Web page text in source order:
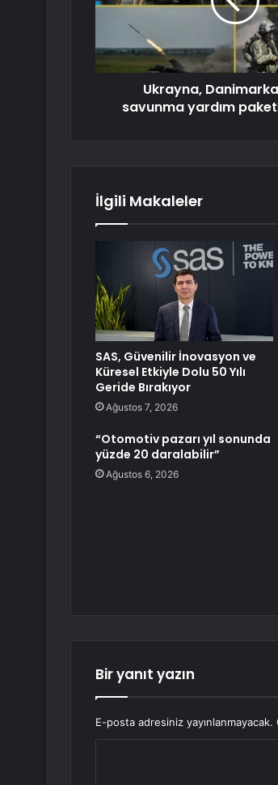
Ukrayna,
savunma yardım
İlgili Makaleler
SAS, Güvenilir İnovasyon ve
Küresel Etkiyle Dolu 50 Yılı
Geride Bırakıyor
Ağustos 7, 2026
“Otomotiv pazarı yıl sonunda
yüzde 20 daralabilir”
Ağustos 6, 2026
Bir yanıt yazın
E-posta adresiniz yayınlanmayacak.